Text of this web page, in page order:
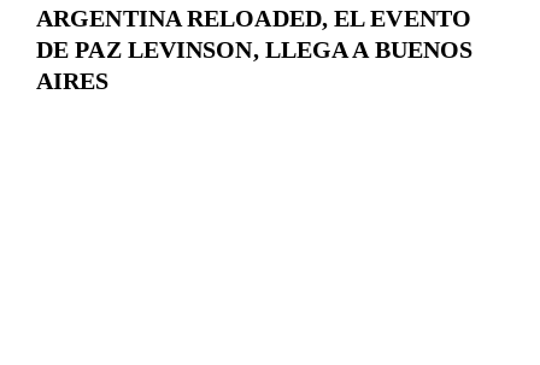
ARGENTINA RELOADED, EL EVENTO
DE PAZ LEVINSON, LLEGA A BUENOS
AIRES